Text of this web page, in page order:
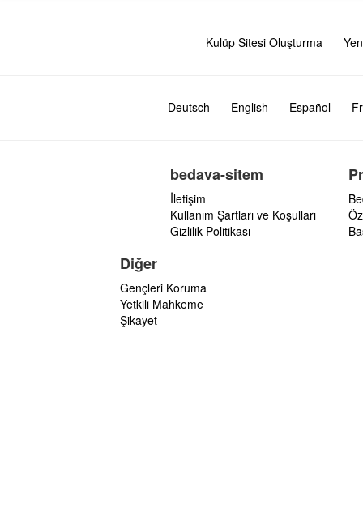
Kulüp Sitesi Oluşturma
Deutsch English Español
bedava-sitem
İletişim
Kullanım Şartları ve Koşulları
Gizlilik Politikası
Diğer
Gençleri Koruma
Yetkili Mahkeme
Şikayet